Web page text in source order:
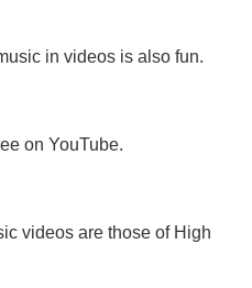
in videos is also fun.
on YouTube.
videos are those of High